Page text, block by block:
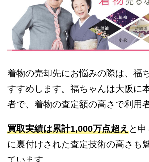
着物の売却先にお悩みの際は、福
すすめします。福ちゃんは大阪に
者で、着物の査定額の高さで利用
買取実績は累計1,000万点超えと
に裏付けされた査定技術の高さも
ています。